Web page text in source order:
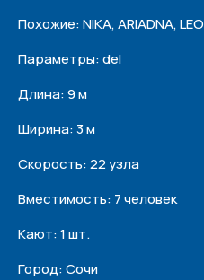
Похожие: NIKA, ARIADNA, LEO
Параметры: del
Длина: 9 м
Ширина: 3 м
Скорость: 22 узла
Вместимость: 7 человек
Кают: 1 шт.
Город: Сочи
Наши яхты
Контакты
Политика конфиденциальности
Меню
Контакты
+7 (938) 488-17-17
yachtvibe@yandex.ru
Сочи, Несебрская 3